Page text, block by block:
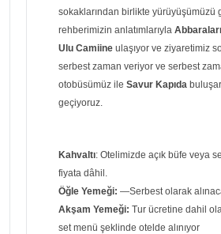
sokaklarından birlikte yürüyüşümüzü
rehberimizin anlatımlarıyla Abbaraları
Ulu Camiine ulaşıyor ve ziyaretimiz
serbest zaman veriyor ve serbest
otobüsümüz ile Savur Kapıda
geçiyoruz.
Kahvaltı: Otelimizde açık büfe veya
fiyata dâhil.
Öğle Yemeği: —Serbest olarak
Akşam Yemeği: Tur ücretine dahil
set menü şeklinde otelde alınıyor